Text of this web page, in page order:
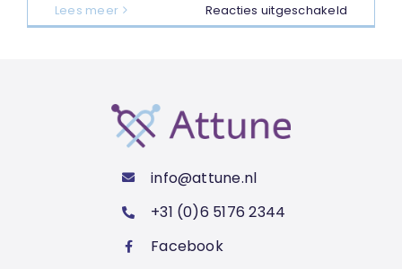
Lees meer Reacties uitgeschakeld
Paraat
info@attune.nl
+31 (0)6 5176 2344
Facebook